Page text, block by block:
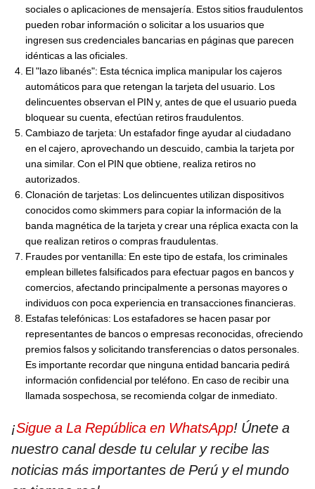
sociales o aplicaciones de mensajería. Estos sitios fraudulentos
pueden robar información o solicitar a los usuarios que
ingresen sus credenciales bancarias en páginas que parecen
idénticas a las oficiales.
El "lazo libanés": Esta técnica implica manipular los cajeros
automáticos para que retengan la tarjeta del usuario. Los
delincuentes observan el PIN y, antes de que el usuario pueda
bloquear su cuenta, efectúan retiros fraudulentos.
Cambiazo de tarjeta: Un estafador finge ayudar al ciudadano
en el cajero, aprovechando un descuido, cambia la tarjeta por
una similar. Con el PIN que obtiene, realiza retiros no
autorizados.
Clonación de tarjetas: Los delincuentes utilizan dispositivos
conocidos como skimmers para copiar la información de la
banda magnética de la tarjeta y crear una réplica exacta con la
que realizan retiros o compras fraudulentas.
Fraudes por ventanilla: En este tipo de estafa, los criminales
emplean billetes falsificados para efectuar pagos en bancos y
comercios, afectando principalmente a personas mayores o
individuos con poca experiencia en transacciones financieras.
Estafas telefónicas: Los estafadores se hacen pasar por
representantes de bancos o empresas reconocidas, ofreciendo
premios falsos y solicitando transferencias o datos personales.
Es importante recordar que ninguna entidad bancaria pedirá
información confidencial por teléfono. En caso de recibir una
llamada sospechosa, se recomienda colgar de inmediato.
¡Sigue a La República en WhatsApp! Únete a
nuestro canal desde tu celular y recibe las
noticias más importantes de Perú y el mundo